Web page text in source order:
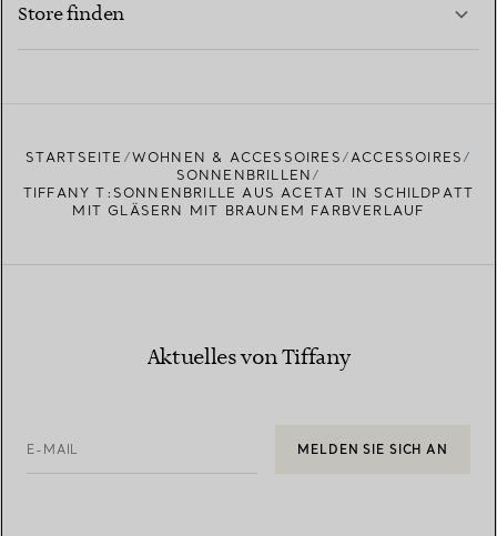
Store finden
STARTSEITE WOHNEN & ACCESSOIRES
ACCESSOIRES
SONNENBRILLEN
TIFFANY T:SONNENBRILLE AUS ACETAT IN SCHILDPATT
MIT GLÄSERN MIT BRAUNEM FARBVERLAUF
Aktuelles von Tiffany
E-MAIL MELDEN SIE SICH AN